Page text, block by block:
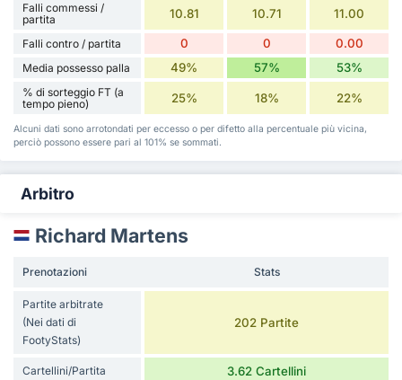
Falli commessi /
partita
10.81 10.71 11.00
Falli contro / partita 0 0 0.00
Media possesso palla 49% 57% 53%
% di sorteggio FT (a
tempo pieno)
25% 18% 22%
Alcuni dati sono arrotondati per eccesso o per difetto alla percentuale più vicina,
perciò possono essere pari al 101% se sommati.
Arbitro
Richard Martens
Prenotazioni Stats
Partite arbitrate
(Nei dati di
FootyStats)
202 Partite
Cartellini/Partita 3.62 Cartellini